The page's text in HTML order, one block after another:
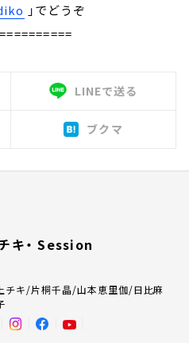
」でどうぞ
LINEで送る
ブクマ
キ・ Session
チキ/片桐千晶/山本恵里伽/日比麻